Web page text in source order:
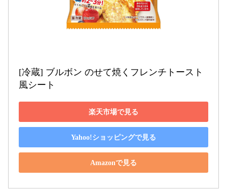
[冷蔵] ブルボン のせて焼くフレンチトースト
風シート
楽天市場で見る
Yahoo!ショッピングで見る
Amazonで見る